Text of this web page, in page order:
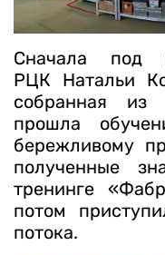
Сначала под
РЦК Натальи
собранная из
прошла
бережливому
полученные
тренинге
потом
потока.